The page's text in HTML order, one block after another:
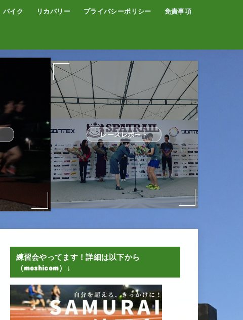
バイク リカバリー プライバシーポリシー 免責事項
レースレポート
練習会やってます！詳細は以下から
（moshicom）↓